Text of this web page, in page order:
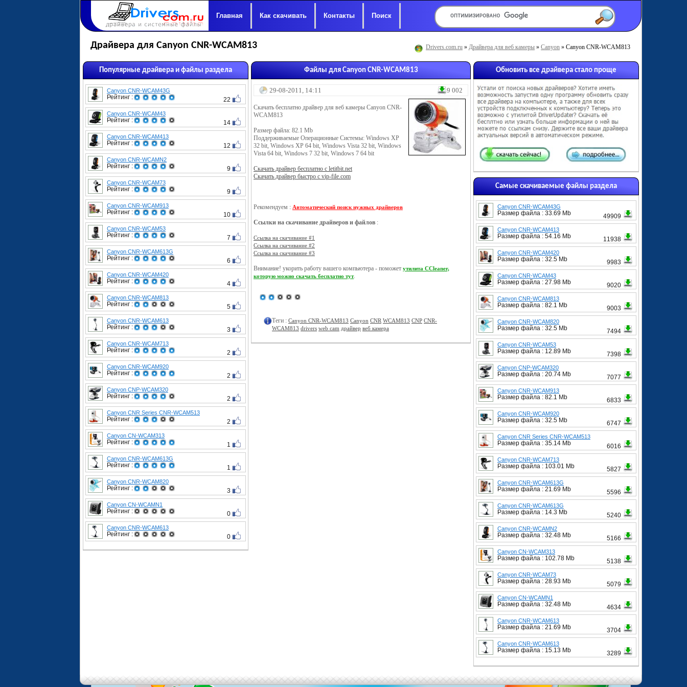
Главная Как скачивать Контакты Поиск
Драйвера для Canyon CNR-WCAM813 Drivers.com.ru » Драйвера для веб камеры » Canyon » Canyon CNR-WCAM813
Популярные драйвера и файлы раздела
Canyon CNR-WCAM43G
Рейтинг : 22
Canyon CNR-WCAM43
Рейтинг : 14
Canyon CNR-WCAM413
Рейтинг : 12
Canyon CNR-WCAMN2
Рейтинг : 9
Canyon CNR-WCAM73
Рейтинг : 9
Canyon CNR-WCAM913
Рейтинг : 10
Canyon CNR-WCAM53
Рейтинг : 7
Canyon CNR-WCAM613G
Рейтинг : 6
Canyon CNR-WCAM420
Рейтинг : 4
Canyon CNR-WCAM813
Рейтинг : 5
Canyon CNR-WCAM613
Рейтинг : 3
Canyon CNR-WCAM713
Рейтинг : 2
Canyon CNR-WCAM920
Рейтинг : 2
Canyon CNP-WCAM320
Рейтинг : 2
Canyon CNR Series CNR-WCAM513
Рейтинг : 2
Canyon CN-WCAM313
Рейтинг : 1
Canyon CNR-WCAM613G
Рейтинг : 1
Canyon CNR-WCAM820
Рейтинг : 3
Canyon CN-WCAMN1
Рейтинг : 0
Canyon CNR-WCAM613
Рейтинг : 0
Обновить все драйвера стало проще
Самые скачиваемые файлы раздела
Canyon CNR-WCAM43G
Размер файла : 33.69 Mb 49909
Canyon CNR-WCAM413
Размер файла : 54.16 Mb 11938
Canyon CNR-WCAM420
Размер файла : 32.5 Mb 9983
Canyon CNR-WCAM43
Размер файла : 27.98 Mb 9020
Canyon CNR-WCAM813
Размер файла : 82.1 Mb 9003
Canyon CNR-WCAM820
Размер файла : 32.5 Mb 7494
Canyon CNR-WCAM53
Размер файла : 12.89 Mb 7398
Canyon CNP-WCAM320
Размер файла : 20.74 Mb 7077
Canyon CNR-WCAM913
Размер файла : 82.1 Mb 6833
Canyon CNR-WCAM920
Размер файла : 32.5 Mb 6747
Canyon CNR Series CNR-WCAM513
Размер файла : 35.14 Mb 6016
Canyon CNR-WCAM713
Размер файла : 103.01 Mb 5827
Canyon CNR-WCAM613G
Размер файла : 21.69 Mb 5596
Canyon CNR-WCAM613G
Размер файла : 14.3 Mb 5240
Canyon CNR-WCAMN2
Размер файла : 32.48 Mb 5166
Canyon CN-WCAM313
Размер файла : 102.78 Mb 5138
Canyon CNR-WCAM73
Размер файла : 28.93 Mb 5079
Canyon CN-WCAMN1
Размер файла : 32.48 Mb 4634
Canyon CNR-WCAM613
Размер файла : 21.69 Mb 3704
Canyon CNR-WCAM613
Размер файла : 15.13 Mb 3289
Файлы для Canyon CNR-WCAM813
29-08-2011, 14:11 9 002
Скачать бесплатно драйвер для веб камеры Canyon CNR-
WCAM813
Размер файла: 82.1 Mb
Поддерживаемые Операционные Системы: Windows XP
32 bit, Windows XP 64 bit, Windows Vista 32 bit, Windows
Vista 64 bit, Windows 7 32 bit, Windows 7 64 bit
Скачать драйвер бесплатно с letitbit.net
Скачать драйвер быстро с vip-file.com
Рекомендуем : Автоматический поиск нужных драйверов
Ссылки на скачивание драйверов и файлов :
Ссылка на скачивание #1
Ссылка на скачивание #2
Ссылка на скачивание #3
Внимание! укорить работу вашего компьютера - поможет утилита CCleaner,
которую можно скачать бесплатно тут.
Теги : Canyon CNR-WCAM813 Canyon CNR WCAM813 CNP CNR-
WCAM813 drivers web cam драйвер веб камера